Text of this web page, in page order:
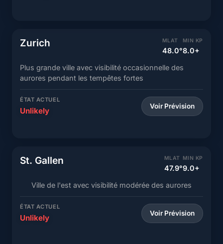
Zurich MLAT
48.0°
MIN KP
8.0+
Plus grande ville avec visibilité occasionnelle des
aurores pendant les tempêtes fortes
ÉTAT ACTUEL
Unlikely Voir Prévision
St. Gallen MLAT
47.9°
MIN KP
9.0+
Ville de l'est avec visibilité modérée des aurores
ÉTAT ACTUEL
Unlikely Voir Prévision